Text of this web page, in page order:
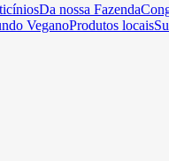
Da nossa Fazenda
VeganoProdutos locais